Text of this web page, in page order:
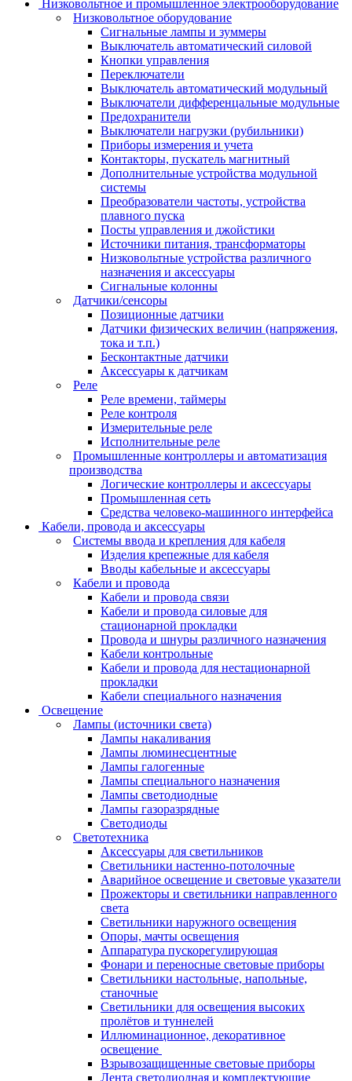
Низковольтное и промышленное электрооборудование
Низковольтное оборудование
Сигнальные лампы и зуммеры
Выключатель автоматический силовой
Кнопки управления
Переключатели
Выключатель автоматический модульный
Выключатели дифференцальные модульные
Предохранители
Выключатели нагрузки (рубильники)
Приборы измерения и учета
Контакторы, пускатель магнитный
Дополнительные устройства модульной
системы
Преобразователи частоты, устройства
плавного пуска
Посты управления и джойстики
Источники питания, трансформаторы
Низковольтные устройства различного
назначения и аксессуары
Сигнальные колонны
Датчики/сенсоры
Позиционные датчики
Датчики физических величин (напряжения,
тока и т.п.)
Бесконтактные датчики
Аксессуары к датчикам
Реле
Реле времени, таймеры
Реле контроля
Измерительные реле
Исполнительные реле
Промышленные контроллеры и автоматизация
производства
Логические контроллеры и аксессуары
Промышленная сеть
Средства человеко-машинного интерфейса
Кабели, провода и аксессуары
Системы ввода и крепления для кабеля
Изделия крепежные для кабеля
Вводы кабельные и аксессуары
Кабели и провода
Кабели и провода связи
Кабели и провода силовые для
стационарной прокладки
Провода и шнуры различного назначения
Кабели контрольные
Кабели и провода для нестационарной
прокладки
Кабели специального назначения
Освещение
Лампы (источники света)
Лампы накаливания
Лампы люминесцентные
Лампы галогенные
Лампы специального назначения
Лампы светодиодные
Лампы газоразрядные
Светодиоды
Светотехника
Аксессуары для светильников
Светильники настенно-потолочные
Аварийное освещение и световые указатели
Прожекторы и светильники направленного
света
Светильники наружного освещения
Опоры, мачты освещения
Аппаратура пускорегулирующая
Фонари и переносные световые приборы
Светильники настольные, напольные,
станочные
Светильники для освещения высоких
пролётов и туннелей
Иллюминационное, декоративное
освещение
Взрывозащищенные световые приборы
Лента светодиодная и комплектующие